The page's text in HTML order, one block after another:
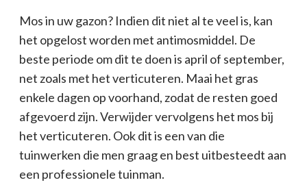
Mos in uw gazon? Indien dit niet al te veel is, kan
het opgelost worden met antimosmiddel. De
beste periode om dit te doen is april of september,
net zoals met het verticuteren. Maai het gras
enkele dagen op voorhand, zodat de resten goed
afgevoerd zijn. Verwijder vervolgens het mos bij
het verticuteren. Ook dit is een van die
tuinwerken die men graag en best uitbesteedt aan
een professionele tuinman.